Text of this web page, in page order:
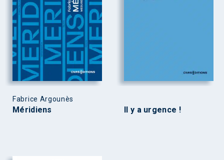
Fabrice Argounès
Méridiens Il y a urgence !